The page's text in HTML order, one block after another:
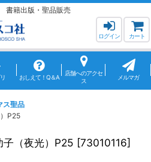
書籍出版・聖品販売
ログイン カート
おしえて！Q＆A
店舗へのアクセ
ス
メルマガ
ス聖品
P25
（夜光）P25 [73010116]